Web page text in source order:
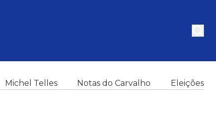
Michel Telles Notas do Carvalho Eleições